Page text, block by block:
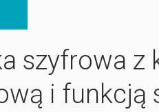
szyfrowa z
i funkcją